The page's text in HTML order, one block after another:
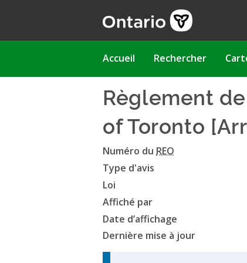
Main
Accueil Rechercher
Règlement
of Toronto
Numéro du REO
Type d'avis
Loi
Affiché par
Date d’affichage
Dernière mise à jour